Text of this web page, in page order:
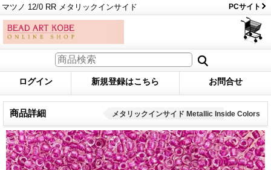
マツノ 12/0 RR メタリックインサイド PCサイト
ログイン 新規登録はこちら お問合せ
商品詳細 メタリックインサイド Metallic Inside Colors